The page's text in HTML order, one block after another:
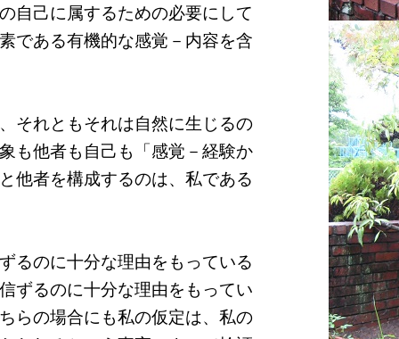
自己に属するための必要にして
である有機的な感覚－内容を含
それともそれは自然に生じるの
も他者も自己も「感覚－経験か
他者を構成するのは、私である
るのに十分な理由をもっている
ずるのに十分な理由をもってい
らの場合にも私の仮定は、私の